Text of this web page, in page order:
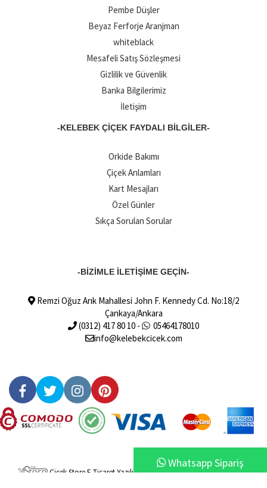
Pembe Düşler
Beyaz Ferforje Aranjman
whiteblack
Mesafeli Satış Sözleşmesi
Gizlilik ve Güvenlik
Banka Bilgilerimiz
İletişim
-KELEBEK ÇIÇEK FAYDALI BILGILER-
Orkide Bakımı
Çiçek Anlamları
Kart Mesajları
Özel Günler
Sıkça Sorulan Sorular
-BİZİMLE İLETİŞİME GEÇİN-
Remzi Oğuz Arık Mahallesi John F. Kennedy Cd. No:18/2
Çankaya/Ankara
(0312) 417 80 10 -
05464178010
info@kelebekcicek.com
Çiçek Store E-Ticaret Yazılımları
Whatsapp Sipariş